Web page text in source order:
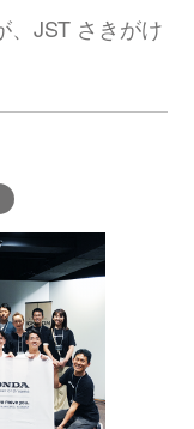
、JST さきがけ